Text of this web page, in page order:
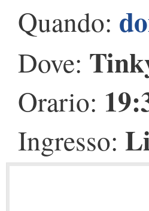
Quando:
Dove:
Orario:
Ingresso: